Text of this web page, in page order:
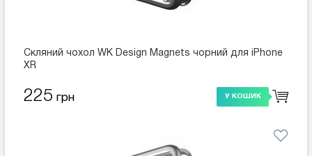
Скляний чохол WK Design Magnets чорний для iPhone
XR
225 грн У КОШИК